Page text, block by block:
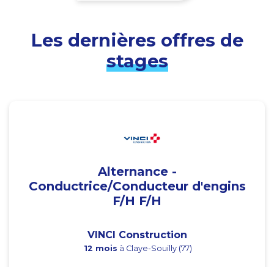
Les dernières offres de
stages
Alternance -
Conductrice/Conducteur d'engins
F/H F/H
VINCI Construction
12 mois à Claye-Souilly (77)